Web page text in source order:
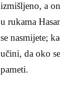
izmišljeno, a
u rukama
se nasmijete;
učini, da oko
pameti.